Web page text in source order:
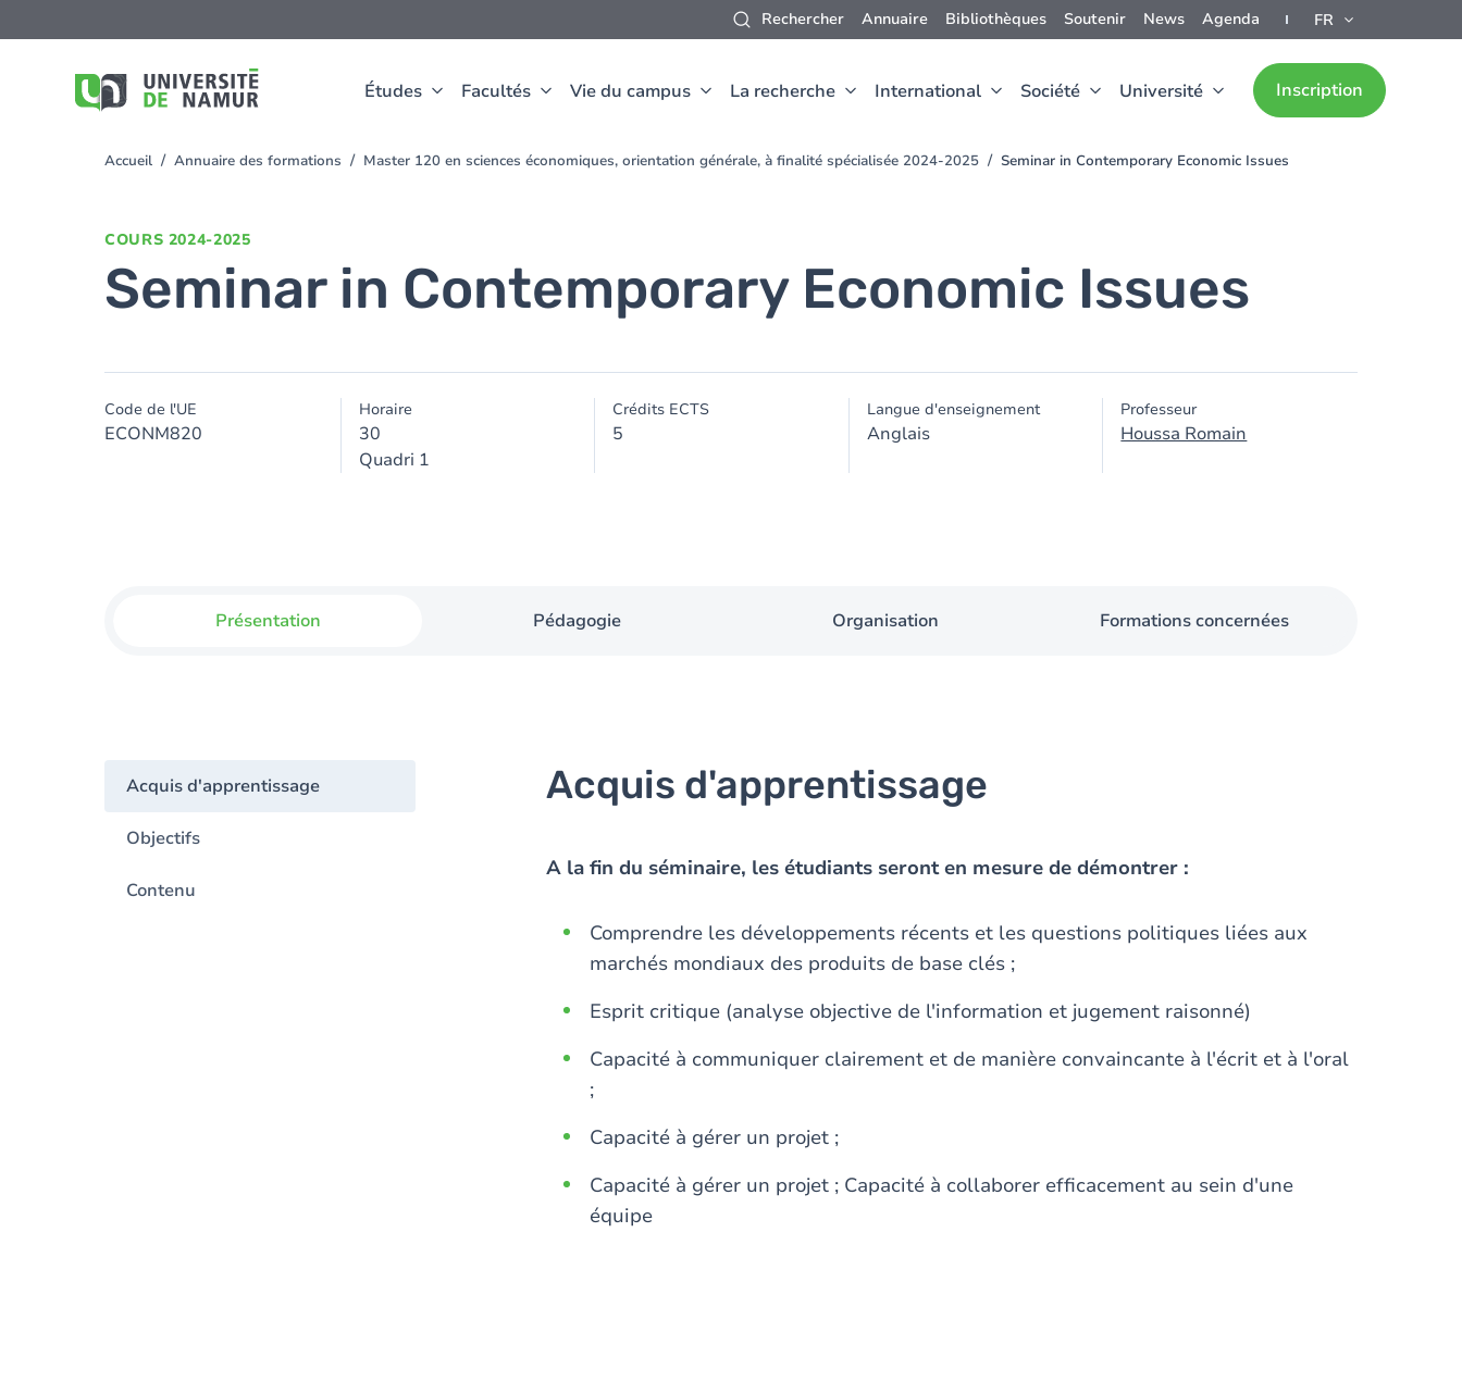
Rechercher Annuaire Bibliothèques Soutenir News Agenda FR
Études Facultés Vie du campus La recherche International Société Université Inscription
au
You
Accueil Annuaire des formations Master 120 en sciences économiques, orientation générale, à finalité spécialisée 2024-2025 Seminar in Contemporary Economic Issues
COURS 2024-2025
Seminar in Contemporary Economic Issues
Code de l'UE
ECONM820
Horaire
30
Quadri 1
Crédits ECTS
5
Langue d'enseignement
Anglais
Professeur
Houssa Romain
Présentation Pédagogie Organisation Formations concernées
Acquis d'apprentissage
Objectifs
Contenu
Acquis d'apprentissage
A la fin du séminaire, les étudiants seront en mesure de démontrer :
Comprendre les développements récents et les questions politiques liées aux
marchés mondiaux des produits de base clés ;
Esprit critique (analyse objective de l'information et jugement raisonné)
Capacité à communiquer clairement et de manière convaincante à l'écrit et à l'oral
;
Capacité à gérer un projet ;
Capacité à gérer un projet ; Capacité à collaborer efficacement au sein d'une
équipe